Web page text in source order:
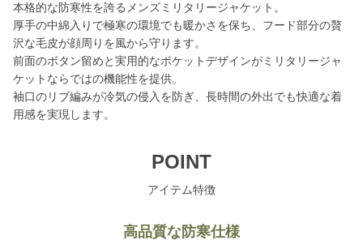
本格的な防寒性を誇るメンズミリタリージャケット。
厚手の中綿入りで極寒の環境でも暖かさを保ち、フード部分の贅
沢な毛皮が顔周りを風から守ります。
前面のボタン留めと実用的なポケットデザインがミリタリージャ
ケットならではの機能性を提供。
袖口のリブ編みが冷気の侵入を防ぎ、長時間の外出でも快適な着
用感を実現します。
POINT
アイテム特徴
高品質な防寒仕様